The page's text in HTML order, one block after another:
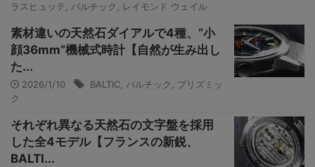
ラスヒュッテ
バルチック レイモンド ウェイル
素材違いの天然石ダイアルで4種、“小
顔36mm”機械式時計【自然が生み出し
た...
2026/1/10 BALTIC バルチック
プリズミッ
ク
それぞれ異なる天然石の文字盤を採用
した全4モデル【フランスの新鋭、
BALTI...